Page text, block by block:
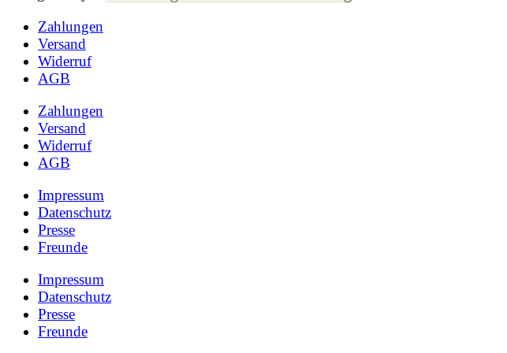
Zahlungen
Versand
Widerruf
AGB
Zahlungen
Versand
Widerruf
AGB
Impressum
Datenschutz
Presse
Freunde
Impressum
Datenschutz
Presse
Freunde